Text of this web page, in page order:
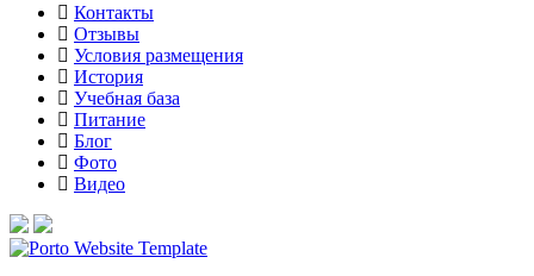
Контакты
Отзывы
Условия размещения
История
Учебная база
Питание
Блог
Фото
Видео